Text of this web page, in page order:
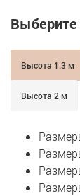
Выберите
Высота 1.3 м
Высота 2 м